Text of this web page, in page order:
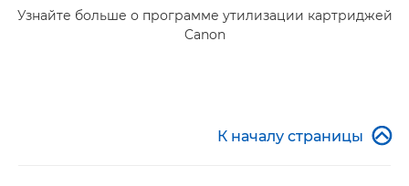
Узнайте больше о программе утилизации картриджей
Canon
К началу страницы 